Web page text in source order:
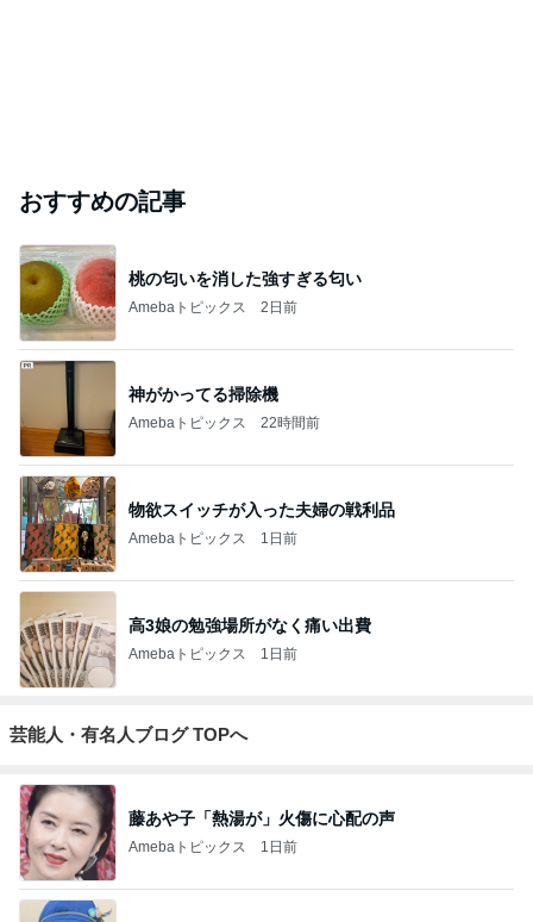
おすすめの記事
桃の匂いを消した強すぎる匂い
Amebaトピックス 2日前
神がかってる掃除機
Amebaトピックス 22時間前
物欲スイッチが入った夫婦の戦利品
Amebaトピックス 1日前
高3娘の勉強場所がなく痛い出費
Amebaトピックス 1日前
芸能人・有名人ブログ TOPへ
藤あや子「熱湯が」火傷に心配の声
Amebaトピックス 1日前